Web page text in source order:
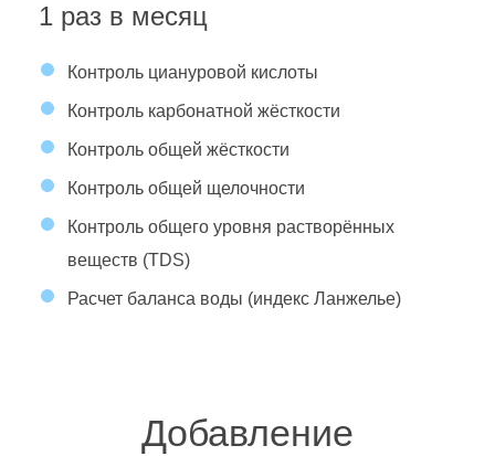
1 раз в месяц
Контроль циануровой кислоты
Контроль карбонатной жёсткости
Контроль общей жёсткости
Контроль общей щелочности
Контроль общего уровня растворённых
веществ (TDS)
Расчет баланса воды (индекс Ланжелье)
Добавление